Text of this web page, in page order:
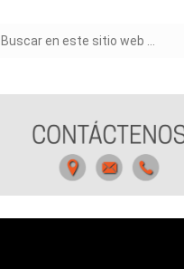
Formulario de búsqueda